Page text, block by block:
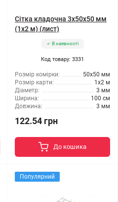
Сітка кладочна 3x50x50 мм
(1x2 м) (лист)
В наявності
Код товару: 3331
Розмір комірки:
50x50 мм
Розмір карти:
1x2 м
Діаметр:
3 мм
Ширина:
100 см
Довжина:
3 мм
122.54 грн
До кошика
Популярний